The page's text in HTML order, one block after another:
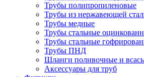
Трубы полипропиленовые
Трубы из нержавеющей
Трубы медные
Трубы стальные
Трубы стальные
Трубы ПНД
Шланги поливочные и
Аксессуары для труб